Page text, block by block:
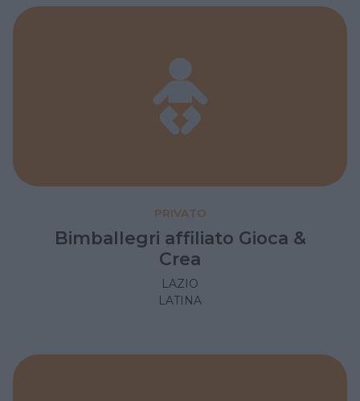
PRIVATO
Bimballegri affiliato Gioca &
Crea
LAZIO
LATINA